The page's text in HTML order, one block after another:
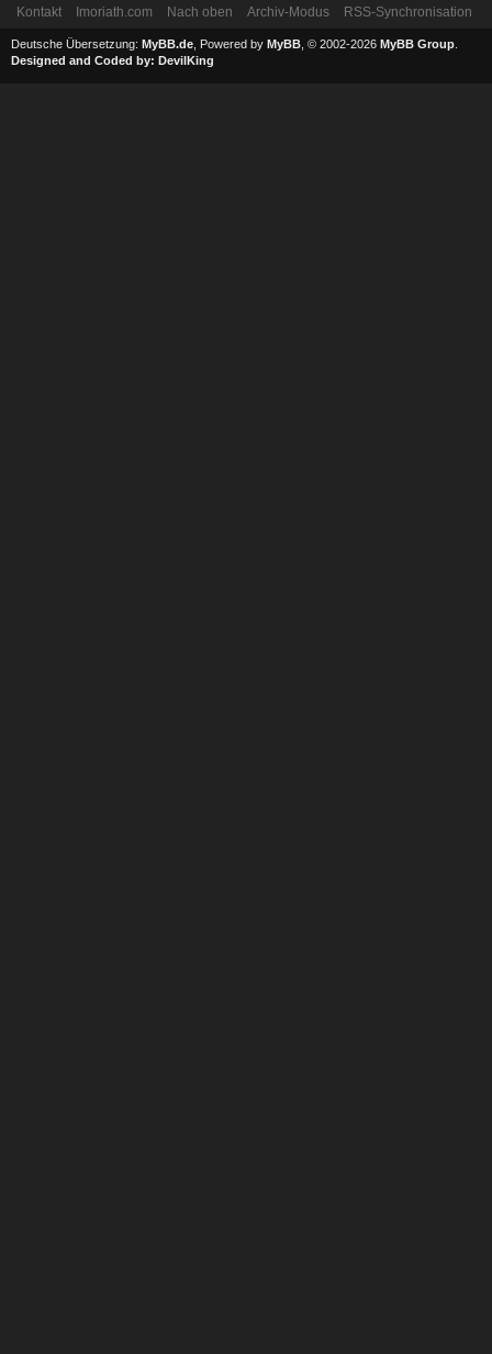
Kontakt Imoriath.com Nach oben Archiv-Modus RSS-Synchronisation
Deutsche Übersetzung: MyBB.de , Powered by MyBB , © 2002-2026 MyBB Group
Designed and Coded by: DevilKing